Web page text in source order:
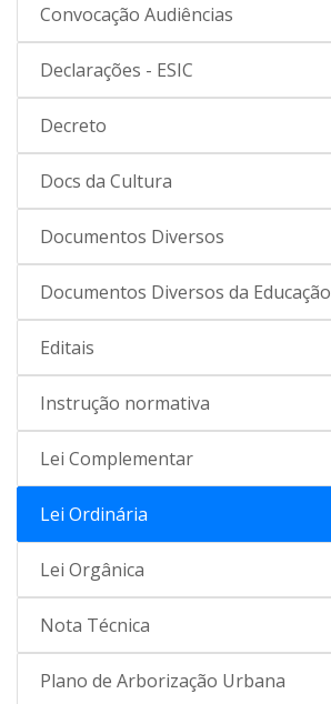
Convocação Audiências
Declarações - ESIC
Decreto
Docs da Cultura
Documentos Diversos
Documentos Diversos da Educação
Editais
Instrução normativa
Lei Complementar
Lei Ordinária
Lei Orgânica
Nota Técnica
Plano de Arborização Urbana